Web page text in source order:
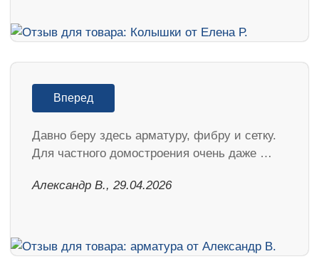
Вперед
Давно беру здесь арматуру, фибру и сетку.
Для частного домостроения очень даже …
Александр В., 29.04.2026